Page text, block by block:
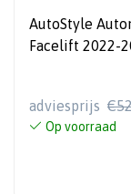
AutoStyle
Facelift 2022-
adviesprijs
Op voorraad